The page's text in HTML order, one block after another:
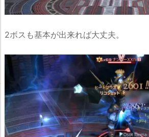
2ボスも基本が出来れば大丈夫。